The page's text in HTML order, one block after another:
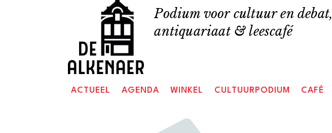
Podium voor cultuur en debat,
antiquariaat & leescafé
ACTUEEL AGENDA WINKEL CULTUURPODIUM CAFÉ